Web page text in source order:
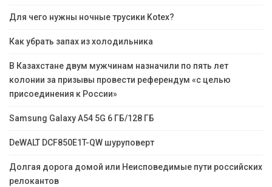
Для чего нужны ночные трусики Kotex?
Как убрать запах из холодильника
В Казахстане двум мужчинам назначили по пять лет
колонии за призывы провести референдум «с целью
присоединения к России»
Samsung Galaxy A54 5G 6 ГБ/128 ГБ
DeWALT DCF850E1T-QW шуруповерт
Долгая дорога домой или Неисповедимые пути российских
релокантов